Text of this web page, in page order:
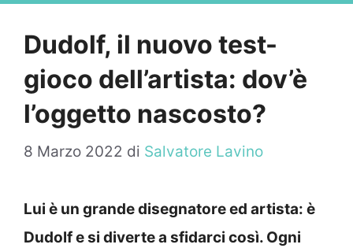
Dudolf, il nuovo test-
gioco dell’artista: dov’è
l’oggetto nascosto?
8 Marzo 2022 di Salvatore Lavino
Lui è un grande disegnatore ed artista: è
Dudolf e si diverte a sfidarci così. Ogni